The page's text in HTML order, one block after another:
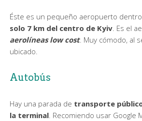
Éste es un pequeño aeropuerto
solo 7 km del centro de Kyiv . Es el
aerolíneas low cost. Muy cómodo, al
ubicado.
Autobús
Hay una parada de transporte
la terminal . Recomiendo usar Google